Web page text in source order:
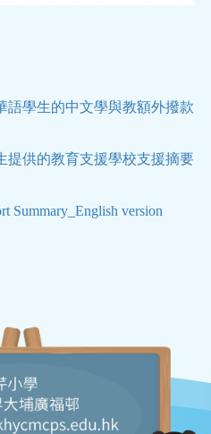
學生的中文學與教額外撥款
供的教育支援學校支援摘要
Summary_English version